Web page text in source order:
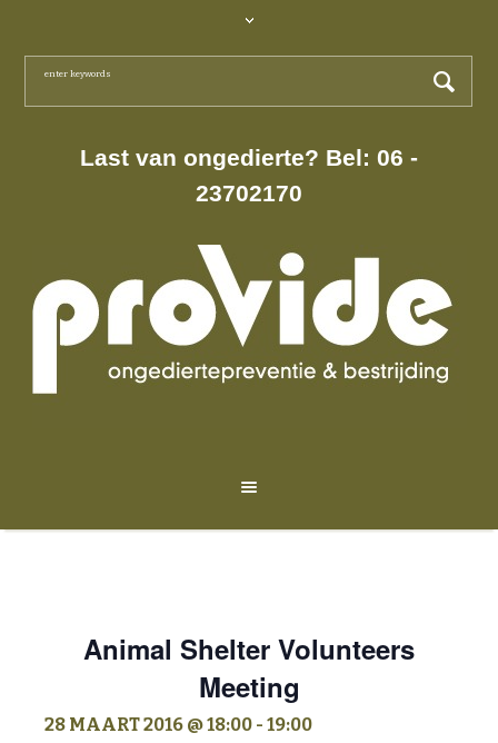
Last van ongedierte? Bel: 06 -
23702170
Animal Shelter Volunteers
Meeting
28 MAART 2016 @ 18:00 - 19:00